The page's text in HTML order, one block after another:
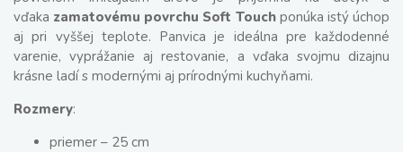
vďaka zamatovému povrchu Soft Touch ponúka istý úchop
aj pri vyššej teplote. Panvica je ideálna pre každodenné
varenie, vyprážanie aj restovanie, a vďaka svojmu dizajnu
krásne ladí s modernými aj prírodnými kuchyňami.
Rozmery:
priemer – 25 cm